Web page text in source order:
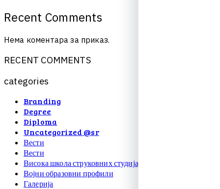
Recent Comments
Нема коментара за приказ.
RECENT COMMENTS
categories
Branding
Degree
Diploma
Uncategorized @sr
Вести
Вести
Висока школа струковних студија
Војни образовни профили
Галерија